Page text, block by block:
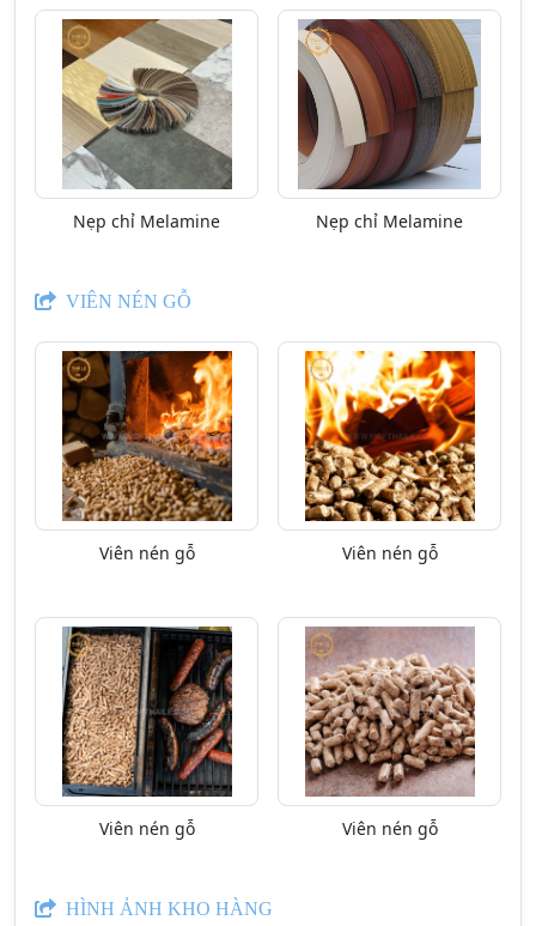
Nẹp chỉ Melamine Nẹp chỉ Melamine
VIÊN NÉN GỖ
Viên nén gỗ Viên nén gỗ
Viên nén gỗ Viên nén gỗ
HÌNH ẢNH KHO HÀNG